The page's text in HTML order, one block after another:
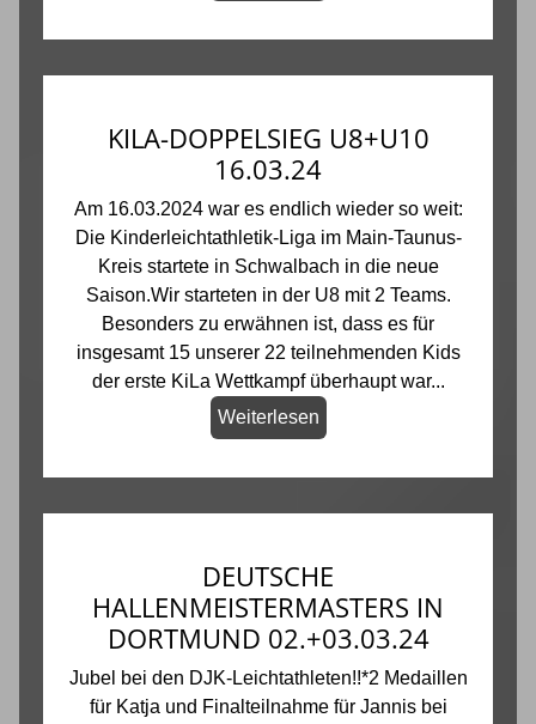
KILA-DOPPELSIEG U8+U10
16.03.24
Am 16.03.2024 war es endlich wieder so weit:
Die Kinderleichtathletik-Liga im Main-Taunus-
Kreis startete in Schwalbach in die neue
Saison.Wir starteten in der U8 mit 2 Teams.
Besonders zu erwähnen ist, dass es für
insgesamt 15 unserer 22 teilnehmenden Kids
der erste KiLa Wettkampf überhaupt war...
Weiterlesen
DEUTSCHE
HALLENMEISTERMASTERS IN
DORTMUND 02.+03.03.24
Jubel bei den DJK-Leichtathleten!!*2 Medaillen
für Katja und Finalteilnahme für Jannis bei